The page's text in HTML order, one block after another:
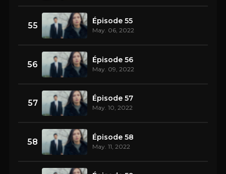
55 Épisode 55
May. 06, 2022
56 Épisode 56
May. 09, 2022
57 Épisode 57
May. 10, 2022
58 Épisode 58
May. 11, 2022